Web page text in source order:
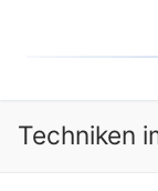
Techniken